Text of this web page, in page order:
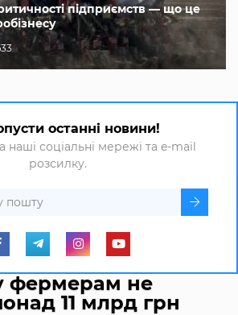
підприємств — що це
останні новини!
наші соціальні мережі та e-mail
розсилку.
фермерам не
11 млрд грн